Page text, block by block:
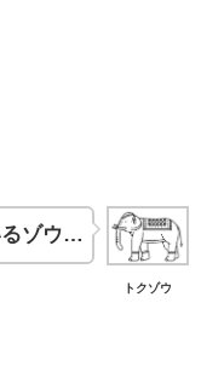
トクゾウ
るゾウ…